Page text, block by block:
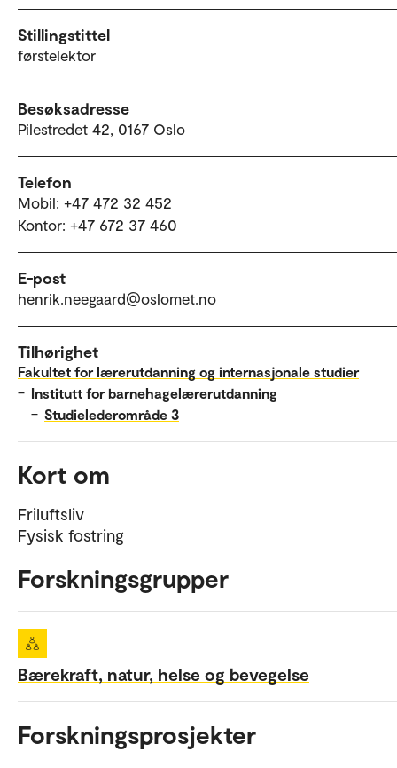
Stillingstittel
førstelektor
Besøksadresse
Pilestredet 42, 0167 Oslo
Telefon
Mobil: +47 472 32 452
Kontor: +47 672 37 460
E-post
henrik.neegaard@oslomet.no
Tilhørighet
Fakultet for lærerutdanning og internasjonale studier
– Institutt for barnehagelærerutdanning
– Studielederområde 3
Kort om
Friluftsliv
Fysisk fostring
Forskningsgrupper
Bærekraft, natur, helse og bevegelse
Forskningsprosjekter